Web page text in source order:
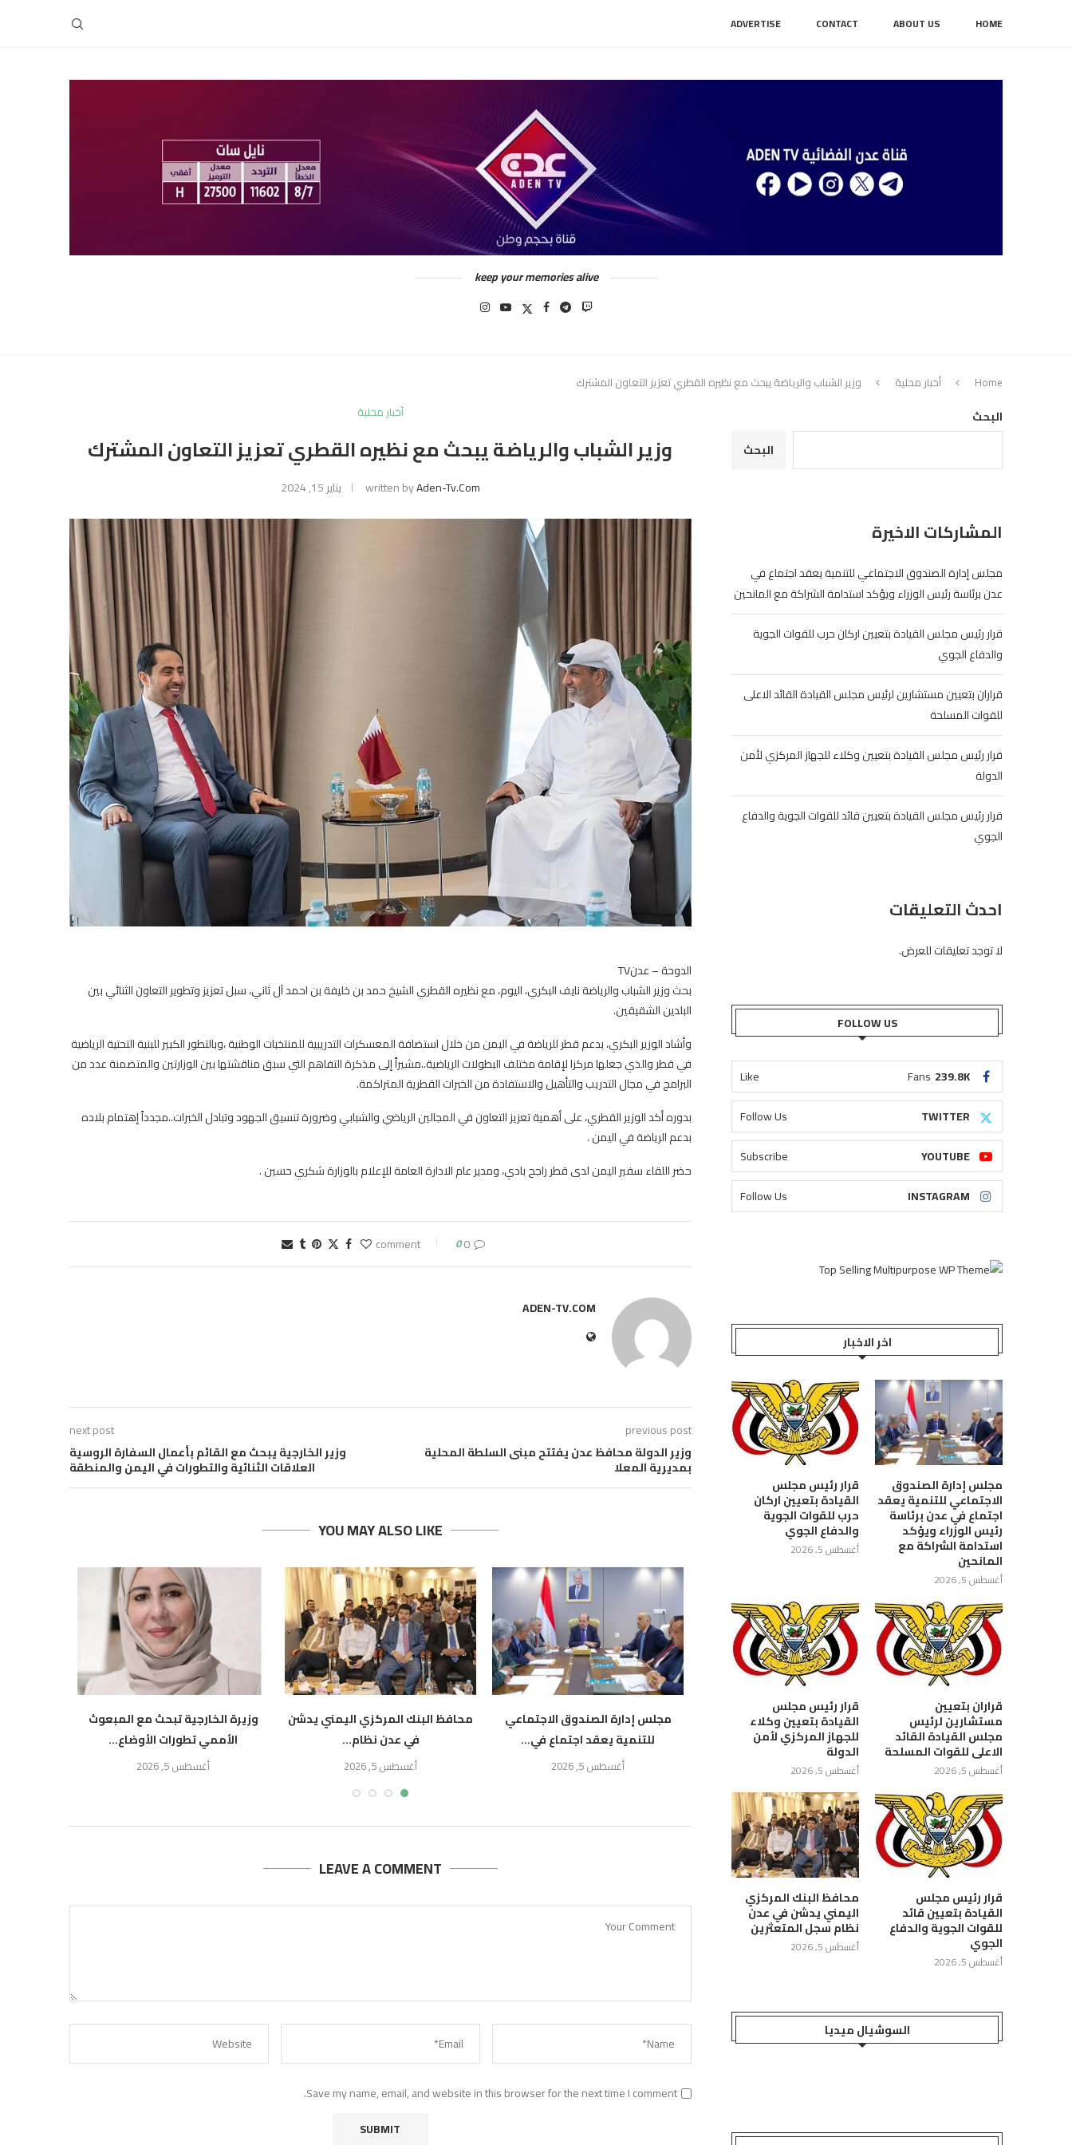
HOME
ABOUT US
CONTACT
ADVERTISE
keep your memories alive
Home أخبار محلية
وزير الشباب والرياضة يبحث مع نظيره القطري تعزيز التعاون المشترك
أخبار محلية
وزير الشباب والرياضة يبحث مع نظيره القطري تعزيز التعاون المشترك
written byAden-Tv.com يناير 15, 2024
الدوحة – عدنTV
بحث وزير الشباب والرياضة نايف البكري، اليوم، مع نظيره القطري الشيخ حمد بن خليفة بن احمد آل ثاني، سبل تعزيز وتطوير التعاون الثنائي بين
البلدين الشقيقين.
وأشاد الوزير البكري، بدعم قطر للرياضة في اليمن من خلال استضافة المعسكرات التدريبية للمنتخبات الوطنية ،وبالتطور الكبير للبنية التحتية الرياضية
في قطر والذي جعلها مركزا لإقامة مختلف البطولات الرياضية..مشيراً إلى مذكرة التفاهم التي سبق مناقشتها بين الوزارتين والمتضمنة عدد من
البرامج في مجال التدريب والتأهيل والاستفادة من الخبرات القطرية المتراكمة.
بدوره أكد الوزير القطري، على أهمية تعزيز التعاون في المجالين الرياضي والشبابي وضرورة تنسيق الجهود وتبادل الخبرات..مجدداً إهتمام بلاده
بدعم الرياضة في اليمن .
حضر اللقاء سفير اليمن لدى قطر راجح بادي، ومدير عام الادارة العامة للإعلام بالوزارة شكري حسين .
0 comment
0
ADEN-TV.COM
previous post
وزير الدولة محافظ عدن يفتتح مبنى السلطة المحلية
بمديرية المعلا
next post
وزير الخارجية يبحث مع القائم بأعمال السفارة الروسية
العلاقات الثنائية والتطورات في اليمن والمنطقة
YOU MAY ALSO LIKE
بتعز يناقش آلية تحصيل رسوم
الدعاية والإعلان
أغسطس 5, 2026
اجتماع برئاسة نائب وزير التربية
يناقش ترتيبات العام...
أغسطس 5, 2026
مجلس إدارة الصندوق الاجتماعي
للتنمية يعقد اجتماع في...
أغسطس 5, 2026
محافظ البنك المركزي اليمني يدشن
في عدن نظام...
أغسطس 5, 2026
وزيرة الخارجية تبحث مع المبعوث
الأممي تطورات الأوضاع...
أغسطس 5, 2026
LEAVE A COMMENT
Save my name, email, and website in this browser for the next time I comment.
البحث
البحث
المشاركات الاخيرة
مجلس إدارة الصندوق الاجتماعي للتنمية يعقد اجتماع في
عدن برئاسة رئيس الوزراء ويؤكد استدامة الشراكة مع المانحين
قرار رئيس مجلس القيادة بتعيين اركان حرب للقوات الجوية
والدفاع الجوي
قراران بتعيين مستشارين لرئيس مجلس القيادة القائد الاعلى
للقوات المسلحة
قرار رئيس مجلس القيادة بتعيين وكلاء للجهاز المركزي لأمن
الدولة
قرار رئيس مجلس القيادة بتعيين قائد للقوات الجوية والدفاع
الجوي
احدث التعليقات
لا توجد تعليقات للعرض.
FOLLOW US
239.8K
Fans
Like
TWITTER
Follow Us
YOUTUBE
Subscribe
INSTAGRAM
Follow Us
اخر الاخبار
مجلس إدارة الصندوق
الاجتماعي للتنمية يعقد
اجتماع في عدن برئاسة
رئيس الوزراء ويؤكد
استدامة الشراكة مع
المانحين
أغسطس 5, 2026
قرار رئيس مجلس
القيادة بتعيين اركان
حرب للقوات الجوية
والدفاع الجوي
أغسطس 5, 2026
قراران بتعيين
مستشارين لرئيس
مجلس القيادة القائد
الاعلى للقوات المسلحة
أغسطس 5, 2026
قرار رئيس مجلس
القيادة بتعيين وكلاء
للجهاز المركزي لأمن
الدولة
أغسطس 5, 2026
قرار رئيس مجلس
القيادة بتعيين قائد
للقوات الجوية والدفاع
الجوي
أغسطس 5, 2026
محافظ البنك المركزي
اليمني يدشن في عدن
نظام سجل المتعثرين
أغسطس 5, 2026
السوشيال ميديا